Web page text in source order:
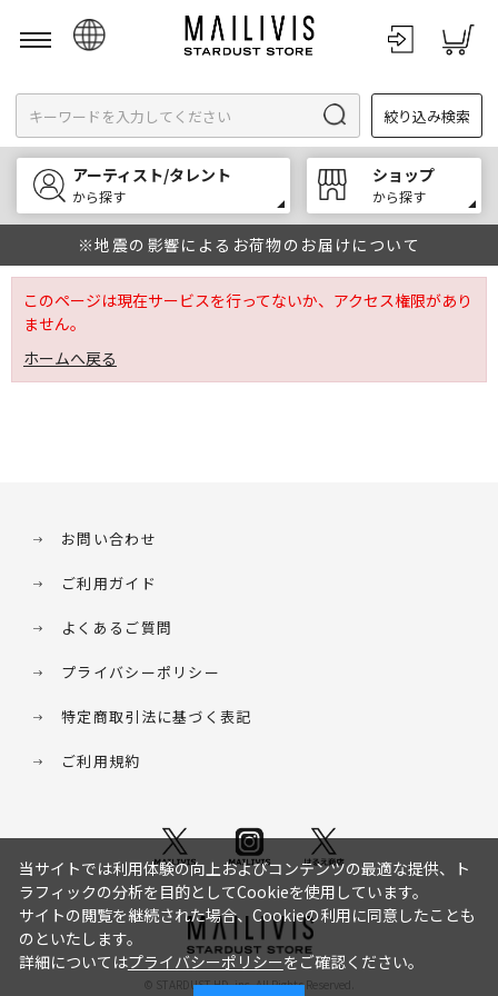
English
한국어
中文
絞り込み検索
アーティスト/タレント
から探す
ショップ
から探す
※地震の影響によるお荷物のお届けについて
このページは現在サービスを行ってないか、アクセス権限があり
ません。
ホームへ戻る
お問い合わせ
ご利用ガイド
よくあるご質問
プライバシーポリシー
特定商取引法に基づく表記
ご利用規約
© STARDUST HD. inc. All Rights Reserved.
当サイトでは利用体験の向上およびコンテンツの最適な提供、ト
ラフィックの分析を目的としてCookieを使用しています。
サイトの閲覧を継続された場合、Cookieの利用に同意したことも
のといたします。
詳細についてはプライバシーポリシーをご確認ください。